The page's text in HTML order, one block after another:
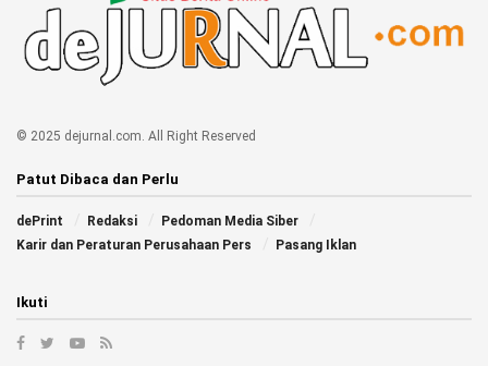
© 2025 dejurnal.com. All Right Reserved
Patut Dibaca dan Perlu
dePrint Redaksi
Pedoman Media Siber
Karir dan Peraturan Perusahaan Pers
Pasang Iklan
Ikuti